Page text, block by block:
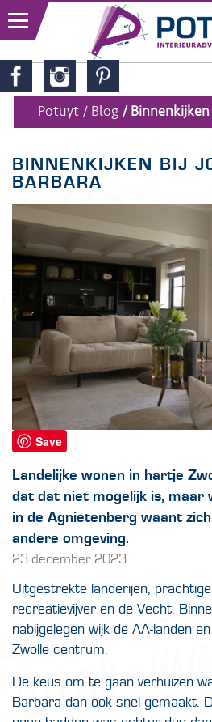
Potuyt Blog Binnenkijken
BINNENKIJKEN BIJ
BARBARA
Save
Landelijke wonen in hartje
dat dat niet mogelijk is, maar
in de Agnietenberg waant
andere omgeving.
23 december 2023
Uitgestrekte landerijen,
recreatievijver en de Vecht.
nabijgelegen wijk de AA-landen
Zwolle centrum.
De keus om te gaan verhuizen
Barbara dan ook snel gemaakt.